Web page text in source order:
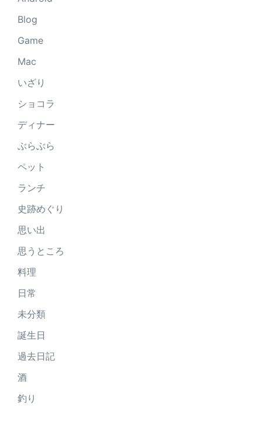
Blog
Game
Mac
いざり
ショコラ
ディナー
ぶらぶら
ペット
ランチ
史跡めぐり
思い出
思うところ
料理
日常
未分類
誕生日
過去日記
酒
釣り